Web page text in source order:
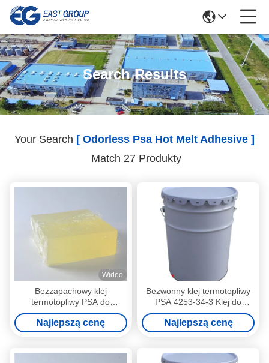
Search Results
Your Search [ Odorless Psa Hot Melt Adhesive ]
Match 27 Produkty
Wideo
Bezzapachowy klej
termotopliwy PSA do
nietkanego fartucha
chirurgicznego
Najlepszą cenę
Bezwonny klej termotopliwy
PSA 4253-34-3 Klej do
pułapek na owady
Najlepszą cenę